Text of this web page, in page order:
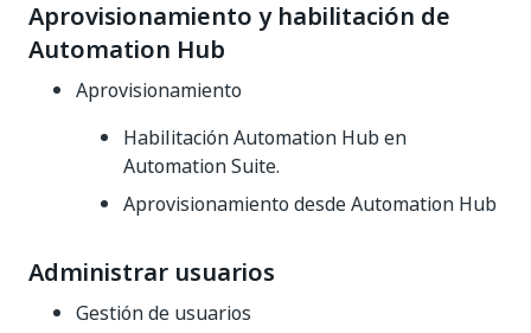
Aprovisionamiento y habilitación de
Automation Hub
Aprovisionamiento
Habilitación Automation Hub en
Automation Suite.
Aprovisionamiento desde Automation Hub
Administrar usuarios
Gestión de usuarios